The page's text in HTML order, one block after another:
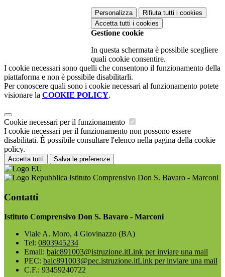
Personalizza Rifiuta tutti i cookies
Accetta tutti i cookies
Gestione cookie
In questa schermata è possibile scegliere
quali cookie consentire.
I cookie necessari sono quelli che consentono il funzionamento della
piattaforma e non è possibile disabilitarli.
Per conoscere quali sono i cookie necessari al funzionamento potete
visionare la COOKIE POLICY.
Cookie necessari per il funzionamento
I cookie necessari per il funzionamento non possono essere
disabilitati. È possibile consultare l'elenco nella pagina della cookie
policy.
Accetta tutti Salva le preferenze
Istituto Comprensivo Don S. Bavaro - Marconi
Contatti
Istituto Comprensivo Don S. Bavaro - Marconi
Viale A. Moro, 4 Giovinazzo (BA)
Tel: 0803945234
Email: baic891003@istruzione.itLink per inviare una mail
PEC: baic891003@pec.istruzione.itLink per inviare una mail
C.F.: 93459240722